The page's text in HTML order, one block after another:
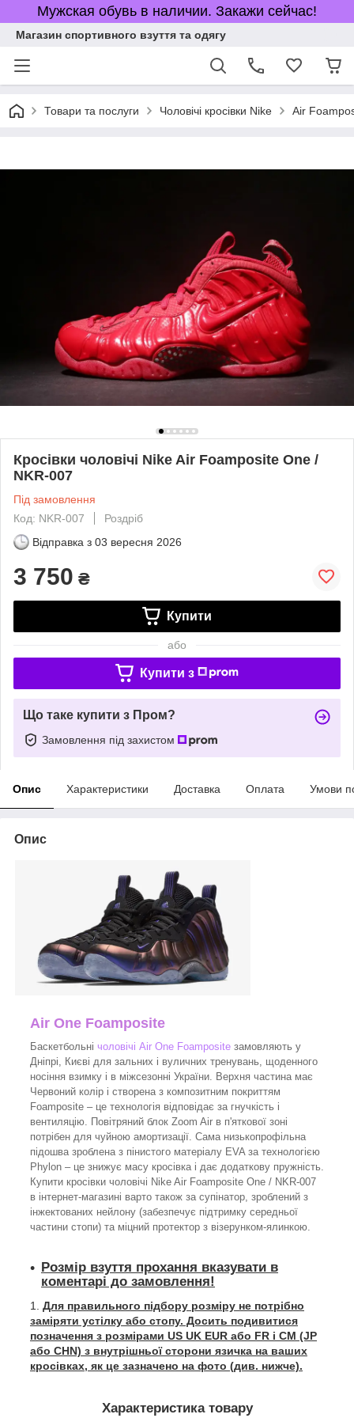
Мужская обувь в наличии. Закажи сейчас!
Магазин спортивного взуття та одягу
Товари та послуги Чоловічі кросівки Nike Air
Кросівки чоловічі Nike Air Foamposite One /
NKR-007
Під замовлення
Код: NKR-007
Роздріб
Відправка з 03 вересня 2026
3 750 ₴
Купити
або
Купити з
Що таке купити з Пром?
Замовлення під захистом
Опис Характеристики Доставка Оплата Умови
Опис
Air One Foamposite
Баскетбольні чоловічі Air One Foamposite замовляють у
Дніпрі, Києві для зальних і вуличних тренувань, щоденного
носіння взимку і в міжсезонні України. Верхня частина має
Червоний колір і створена з композитним покриттям
Foamposite – це технологія відповідає за гнучкість і
вентиляцію. Повітряний блок Zoom Air в п'яткової зоні
потрібен для чуйною амортизації. Сама низькопрофільна
підошва зроблена з пінистого матеріалу EVA за технологією
Phylon – це знижує масу кросівка і дає додаткову пружність.
Купити кросівки чоловічі Nike Air Foamposite One / NKR-007
в інтернет-магазині варто також за супінатор, зроблений з
інжектованих нейлону (забезпечує підтримку середньої
частини стопи) та міцний протектор з візерунком-ялинкою.
Розмір взуття прохання вказувати в
коментарі до замовлення!
Для правильного підбору розміру не потрібно
заміряти устілку або стопу. Досить подивитися
позначення з розмірами US UK EUR або FR і СМ (JP
або CHN) з внутрішньої сторони язичка на ваших
кросівках, як це зазначено на фото (див. нижче).
Характеристика товару